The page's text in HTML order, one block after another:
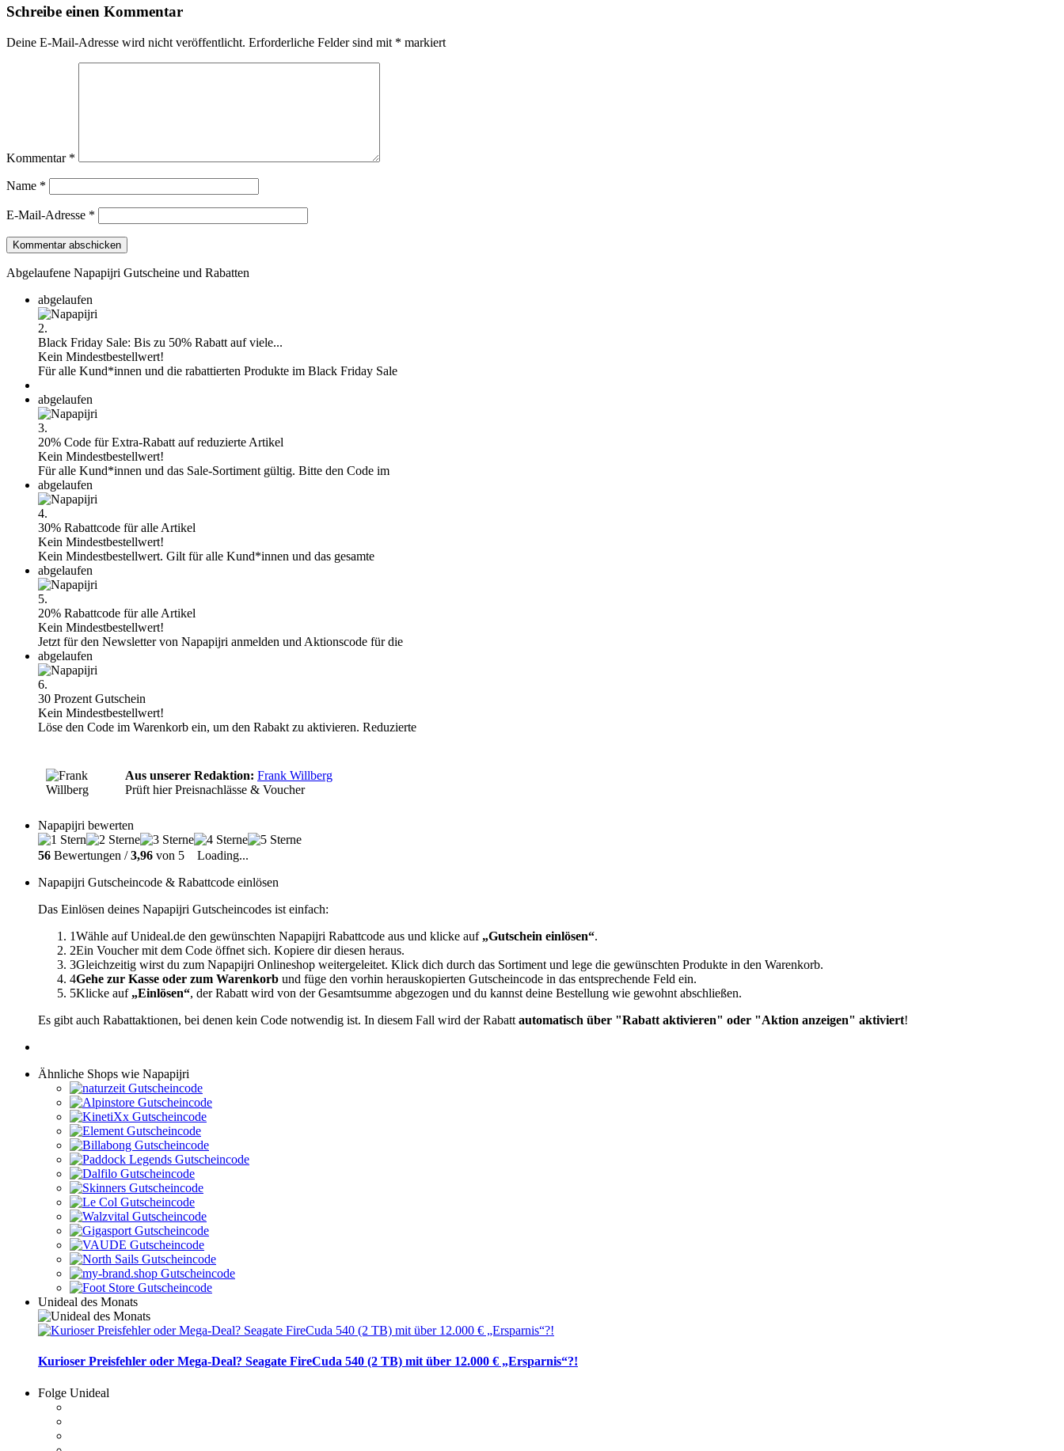
Schreibe einen Kommentar
Deine E-Mail-Adresse wird nicht veröffentlicht. Erforderliche Felder sind mit * markiert
Kommentar *
Name *
E-Mail-Adresse *
Abgelaufene Napapijri Gutscheine und Rabatten
abgelaufen
2.
Black Friday Sale: Bis zu 50% Rabatt auf viele...
Kein Mindestbestellwert!
Für alle Kund*innen und die rabattierten Produkte im Black Friday Sale
abgelaufen
3.
20% Code für Extra-Rabatt auf reduzierte Artikel
Kein Mindestbestellwert!
Für alle Kund*innen und das Sale-Sortiment gültig. Bitte den Code im
abgelaufen
4.
30% Rabattcode für alle Artikel
Kein Mindestbestellwert!
Kein Mindestbestellwert. Gilt für alle Kund*innen und das gesamte
abgelaufen
5.
20% Rabattcode für alle Artikel
Kein Mindestbestellwert!
Jetzt für den Newsletter von Napapijri anmelden und Aktionscode für die
abgelaufen
6.
30 Prozent Gutschein
Kein Mindestbestellwert!
Löse den Code im Warenkorb ein, um den Rabakt zu aktivieren. Reduzierte
Aus unserer Redaktion: Frank Willberg
Prüft hier Preisnachlässe & Voucher
Napapijri bewerten
56 Bewertungen /3,96 von 5
Loading...
Napapijri Gutscheincode & Rabattcode einlösen
Das Einlösen deines Napapijri Gutscheincodes ist einfach:
1Wähle auf Unideal.de den gewünschten Napapijri Rabattcode aus und klicke auf „Gutschein einlösen“.
2Ein Voucher mit dem Code öffnet sich. Kopiere dir diesen heraus.
3Gleichzeitig wirst du zum Napapijri Onlineshop weitergeleitet. Klick dich durch das Sortiment und lege die gewünschten Produkte in den Warenkorb.
4Gehe zur Kasse oder zum Warenkorb und füge den vorhin herauskopierten Gutscheincode in das entsprechende Feld ein.
5Klicke auf „Einlösen“, der Rabatt wird von der Gesamtsumme abgezogen und du kannst deine Bestellung wie gewohnt abschließen.
Es gibt auch Rabattaktionen, bei denen kein Code notwendig ist. In diesem Fall wird der Rabatt automatisch über "Rabatt aktivieren" oder "Aktion anzeigen" aktiviert!
Ähnliche Shops wie Napapijri
Unideal des Monats
Kurioser Preisfehler oder Mega-Deal? Seagate FireCuda 540 (2 TB) mit über 12.000 € „Ersparnis“?!
Folge Unideal